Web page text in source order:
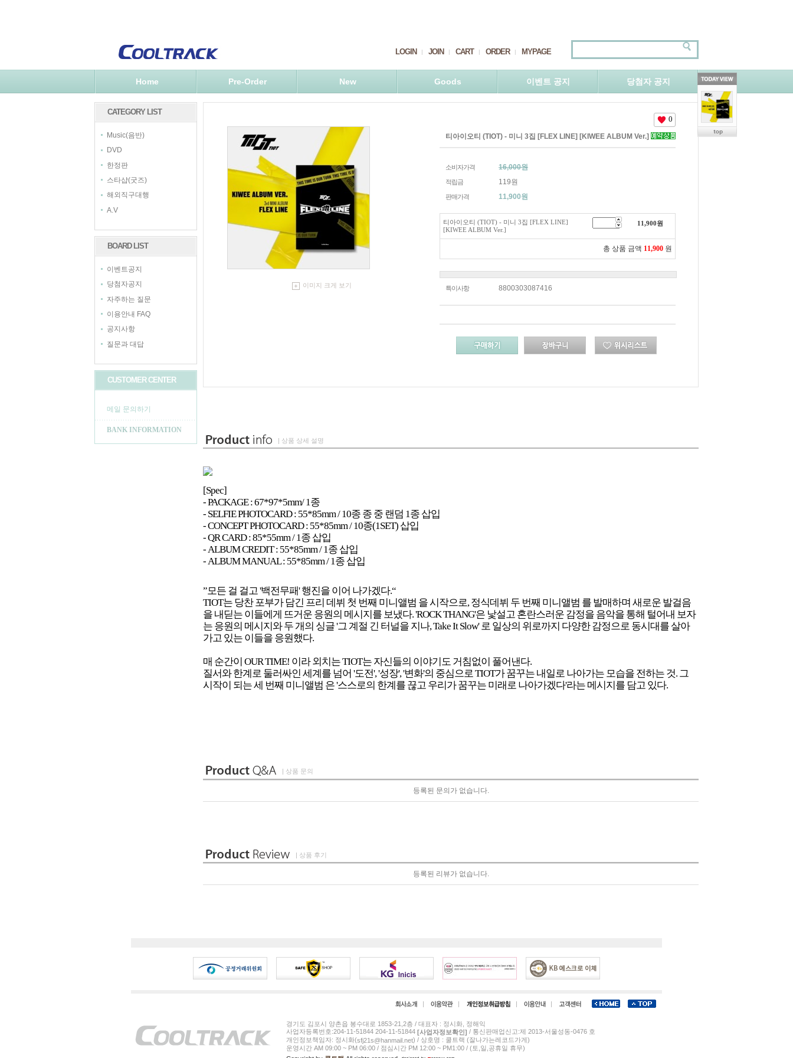
LOGIN JOIN CART ORDER MYPAGE
Home Pre-Order New Goods 이벤트 공지 당첨자 공지
CATEGORY LIST
Music(음반)
DVD
한정판
스타샵(굿즈)
해외직구대행
A.V
BOARD LIST
이벤트공지
당첨자공지
자주하는 질문
이용안내 FAQ
공지사항
질문과 대답
CUSTOMER CENTER
메일 문의하기
BANK INFORMATION
이미지 크게 보기
0
티아이오티 (TIOT) - 미니 3집 [FLEX LINE] [KIWEE ALBUM Ver.]
소비자가격 16,000원
적립금 119원
판매가격 11,900원
티아이오티 (TIOT) - 미니 3집 [FLEX LINE]
[KIWEE ALBUM Ver.]
11,900원
총 상품 금액 11,900 원
특이사항 8800303087416
| 상품 상세 설명
[Spec]
- PACKAGE : 67*97*5mm/ 1종
- SELFIE PHOTOCARD : 55*85mm / 10종 종 중 랜덤 1종 삽입
- CONCEPT PHOTOCARD : 55*85mm / 10종(1SET) 삽입
- QR CARD : 85*55mm / 1종 삽입
- ALBUM CREDIT : 55*85mm / 1종 삽입
- ALBUM MANUAL : 55*85mm / 1종 삽입
”모든 걸 걸고 '백전무패' 행진을 이어 나가겠다.“
TIOT는 당찬 포부가 담긴 프리 데뷔 첫 번째 미니앨범 을 시작으로, 정식데뷔 두 번째 미니앨범 를 발매하며 새로운 발걸음
을 내딛는 이들에게 뜨거운 응원의 메시지를 보냈다. 'ROCK THANG'은 낯설고 혼란스러운 감정을 음악을 통해 털어내 보자
는 응원의 메시지와 두 개의 싱글 '그 계절 긴 터널을 지나, Take It Slow' 로 일상의 위로까지 다양한 감정으로 동시대를 살아
가고 있는 이들을 응원했다.
매 순간이 OUR TIME! 이라 외치는 TIOT는 자신들의 이야기도 거침없이 풀어낸다.
질서와 한계로 둘러싸인 세계를 넘어 '도전', '성장', '변화'의 중심으로 TIOT가 꿈꾸는 내일로 나아가는 모습을 전하는 것. 그
시작이 되는 세 번째 미니앨범 은 '스스로의 한계를 끊고 우리가 꿈꾸는 미래로 나아가겠다'라는 메시지를 담고 있다.
| 상품 문의
등록된 문의가 없습니다.
| 상품 후기
등록된 리뷰가 없습니다.
경기도 김포시 양촌읍 봉수대로 1853-21,2층 / 대표자 : 정시화, 정해익
사업자등록번호:204-11-51844 204-11-51844 [사업자정보확인] / 통신판매업신고:제 2013-서울성동-0476 호
개인정보책임자: 정시화(sfj21s@hanmail.net) / 상호명 : 쿨트랙 (잘나가는레코드가게)
운영시간 AM 09:00 ~ PM 06:00 / 점심시간 PM 12:00 ~ PM1:00 / (토,일,공휴일 휴무)